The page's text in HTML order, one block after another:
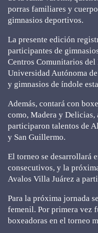
porras familiares y
gimnasios deportivos.
La presente edición
participantes de
Centros Comunitarios
Universidad Autónoma
y gimnasios de índole
Además, contará con
como, Madera y Delicias,
participaron talentos de
y San Guillermo.
El torneo se desarrollará
consecutivos, y la
Avalos Villa Juárez a
Para la próxima jornada
femenil. Por primera vez
boxeadoras en el torneo